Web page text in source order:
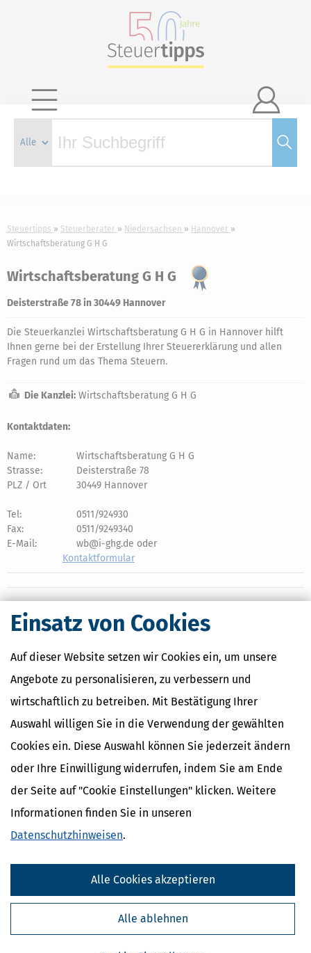
Einsatz von Cookies
Auf dieser Website setzen wir Cookies ein, um unsere
Angebote zu personalisieren, zu verbessern und
wirtschaftlich zu betreiben. Mit Bestätigung Ihrer
Auswahl willigen Sie in die Verwendung der gewählten
Cookies ein. Diese Auswahl können Sie jederzeit ändern
oder Ihre Einwilligung widerrufen, indem Sie am Ende
der Seite auf "Cookie Einstellungen" klicken. Weitere
Informationen finden Sie in unseren
Datenschutzhinweisen.
Alle ablehnen
Alle Cookies akzeptieren

Steuertipps Steuerberater Niedersachsen
Hannover
Wirtschaftsberatung G H G
Wirtschaftsberatung G H G
Deisterstraße 78 in 30449 Hannover
Die Steuerkanzlei Wirtschaftsberatung G H G in Hannover hilft
Ihnen gerne bei der Erstellung Ihrer Steuererklärung und allen
Fragen rund um das Thema Steuern.
Die Kanzlei: Wirtschaftsberatung G H G
Kontaktdaten:
Name:
Wirtschaftsberatung G H G
Strasse:
Deisterstraße 78
PLZ / Ort
30449 Hannover
Tel:
0511/924930
Fax:
0511/9249340
E-Mail:
wb@i-ghg.de oder
Kontaktformular